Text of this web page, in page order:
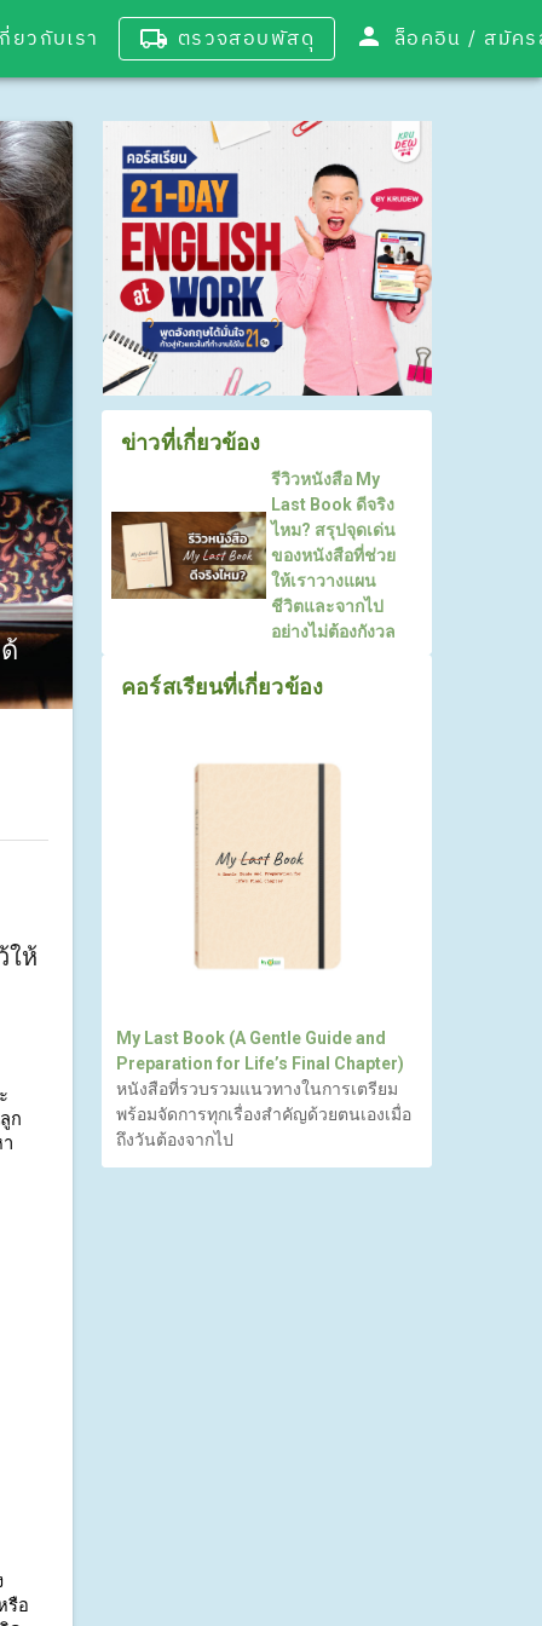
ยวกับเรา ตรวจสอบพัสดุ ล็อคอิน /
ให้
ก
รือ
ข่าวที่เกี่ยวข้อง
รีวิวหนังสือ My
Last Book ดีจริง
ไหม? สรุปจุดเด่น
ของหนังสือที่ช่วย
ให้เราวางแผน
ชีวิตและจากไป
อย่างไม่ต้องกังวล
คอร์สเรียนที่เกี่ยวข้อง
My Last Book (A Gentle Guide and
Preparation for Life’s Final Chapter)
หนังสือที่รวบรวมแนวทางในการเตรียม
พร้อมจัดการทุกเรื่องสำคัญด้วยตนเองเมื่อ
ถึงวันต้องจากไป